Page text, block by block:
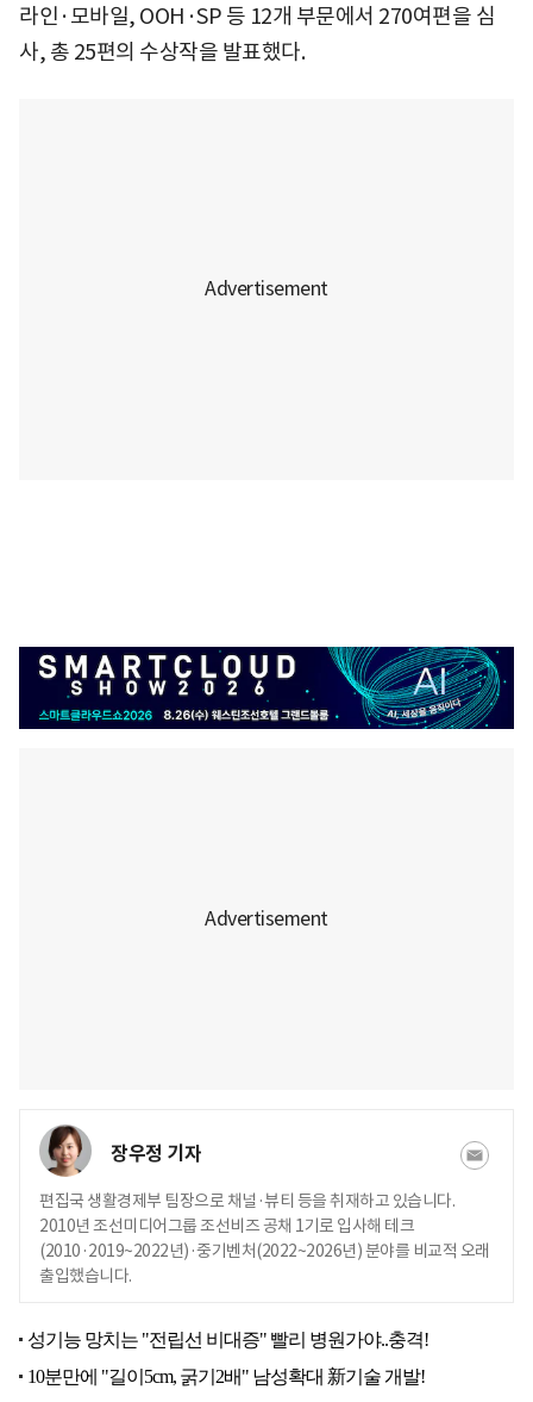
라인·모바일, OOH·SP 등 12개 부문에서 270여편을 심
사, 총 25편의 수상작을 발표했다.
장우정 기자
편집국 생활경제부 팀장으로 채널·뷰티 등을 취재하고 있습니다.
2010년 조선미디어그룹 조선비즈 공채 1기로 입사해 테크
(2010·2019~2022년)·중기벤처(2022~2026년) 분야를 비교적 오래
출입했습니다.